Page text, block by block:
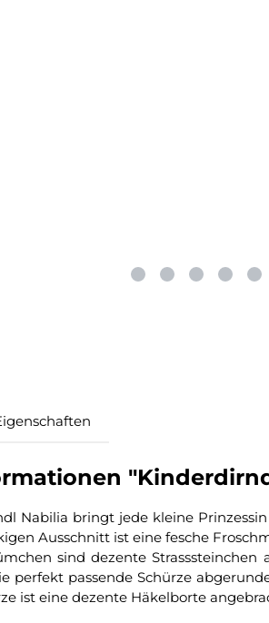
Nabilia bringt jede kleine
Ausschnitt ist eine fesche
sind dezente
perfekt passende Schürze
ist eine dezente Häkelborte